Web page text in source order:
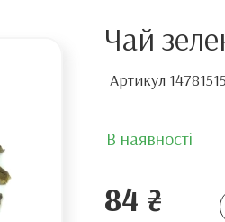
Чай
Артикул
В наявності
84 ₴